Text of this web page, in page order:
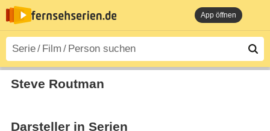
App öffnen
Steve Routman
Darsteller in Serien